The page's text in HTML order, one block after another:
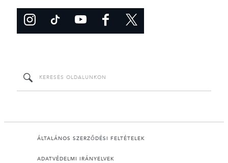
ÁLTALÁNOS SZERZŐDÉSI FELTÉTELEK
ADATVÉDELMI IRÁNYELVEK